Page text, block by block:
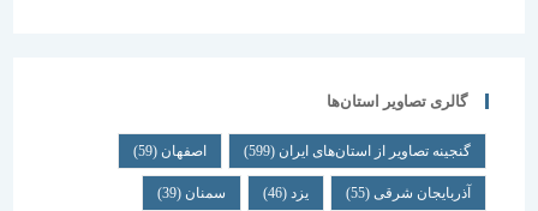
گالری تصاویر استان‌ها
گنجینه تصاویر از استان‌های ایران(599) اصفهان (59)
آذربایجان شرقی(55) یزد سمنان (39)